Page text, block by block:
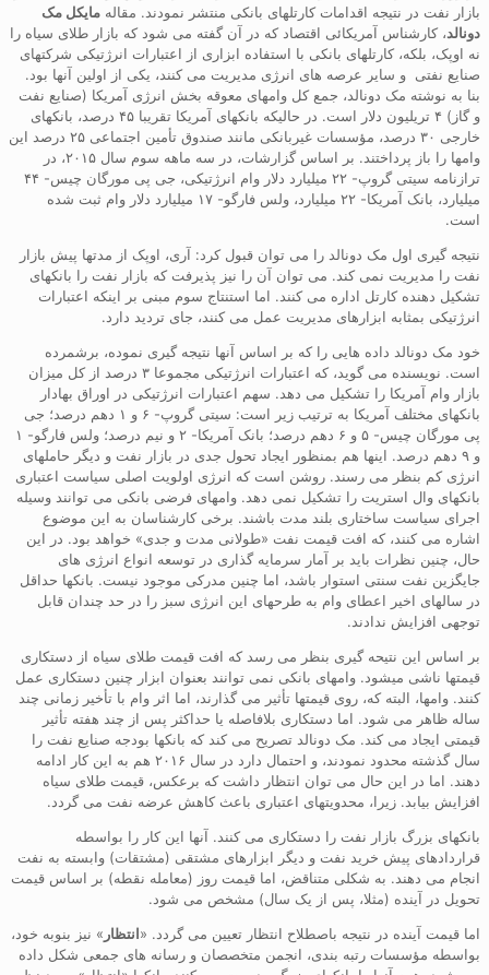
بازار نفت در نتیجه اقدامات کارتلهای بانکی منتشر نمودند. مقاله مایکل مک
دونالد، کارشناس آمریکائی اقتصاد که در آن گفته می شود که بازار طلای سیاه را
نه اوپک، بلکه، کارتلهای بانکی با استفاده ابزاری از اعتبارات انرژتیکی شرکتهای
صنایع نفتی و سایر عرصه های انرژی مدیریت می کنند، یکی از اولین آنها بود.
بنا به نوشته مک دونالد، جمع کل وامهای معوقه بخش انرژی آمریکا (صنایع نفت
و گاز) ۴ تریلیون دلار است. در حالیکه بانکهای آمریکا تقریبا ۴۵ درصد، بانکهای
خارجی ۳۰ درصد، مؤسسات غیربانکی مانند صندوق تأمین اجتماعی ۲۵ درصد این
وامها را باز پرداختند. بر اساس گزارشات، در سه ماهه سوم سال ۲۰۱۵، در
ترازنامه سیتی گروپ- ۲۲ میلیارد دلار وام انرژتیکی، جی پی مورگان چیس- ۴۴
میلیارد، بانک آمریکا- ۲۲ میلیارد، ولس فارگو- ۱۷ میلیارد دلار وام ثبت شده
است.
نتیجه گیری اول مک دونالد را می توان قبول کرد: آری، اوپک از مدتها پیش بازار
نفت را مدیریت نمی کند. می توان آن را نیز پذیرفت که بازار نفت را بانکهای
تشکیل دهنده کارتل اداره می کنند. اما استنتاج سوم مبنی بر اینکه اعتبارات
انرژتیکی بمثابه ابزارهای مدیریت عمل می کنند، جای تردید دارد.
خود مک دونالد داده هایی را که بر اساس آنها نتیجه گیری نموده، برشمرده
است. نویسنده می گوید، که اعتبارات انرژتیکی مجموعا ۳ درصد از کل میزان
بازار وام آمریکا را تشکیل می دهد. سهم اعتبارات انرژتیکی در اوراق بهادار
بانکهای مختلف آمریکا به ترتیب زیر است: سیتی گروپ- ۶ و ۱ دهم درصد؛ جی
پی مورگان چیس- ۵ و ۶ دهم درصد؛ بانک آمریکا- ۲ و نیم درصد؛ ولس فارگو- ۱
و ۹ دهم درصد. اینها هم بمنظور ایجاد تحول جدی در بازار نفت و دیگر حاملهای
انرژی کم بنظر می رسند. روشن است که انرژی اولویت اصلی سیاست اعتباری
بانکهای وال استریت را تشکیل نمی دهد. وامهای فرضی بانکی می توانند وسیله
اجرای سیاست ساختاری بلند مدت باشند. برخی کارشناسان به این موضوع
اشاره می کنند، که افت قیمت نفت «طولانی مدت و جدی» خواهد بود. در این
حال، چنین نظرات باید بر آمار سرمایه گذاری در توسعه انواع انرژی های
جایگزین نفت سنتی استوار باشد، اما چنین مدرکی موجود نیست. بانکها حداقل
در سالهای اخیر اعطای وام به طرحهای این انرژی سبز را در حد چندان قابل
توجهی افزایش ندادند.
بر اساس این نتیحه گیری بنظر می رسد که افت قیمت طلای سیاه از دستکاری
قیمتها ناشی میشود. وامهای بانکی نمی توانند بعنوان ابزار چنین دستکاری عمل
کنند. وامها، البته که، روی قیمتها تأثیر می گذارند، اما اثر وام با تأخیر زمانی چند
ساله ظاهر می شود. اما دستکاری بلافاصله یا حداکثر پس از چند هفته تأثیر
قیمتی ایجاد می کند. مک دونالد تصریح می کند که بانکها بودجه صنایع نفت را
سال گذشته محدود نمودند، و احتمال دارد در سال ۲۰۱۶ هم به این کار ادامه
دهند. اما در این حال می توان انتظار داشت که برعکس، قیمت طلای سیاه
افزایش بیابد. زیرا، محدویتهای اعتباری باعث کاهش عرضه نفت می گردد.
بانکهای بزرگ بازار نفت را دستکاری می کنند. آنها این کار را بواسطه
قراردادهای پیش خرید نفت و دیگر ابزارهای مشتقی (مشتقات) وابسته به نفت
انجام می دهند. به شکلی متناقض، اما قیمت روز (معامله نقطه) بر اساس قیمت
تحویل در آینده (مثلا، پس از یک سال) مشخص می شود.
اما قیمت آینده در نتیجه باصطلاح انتظار تعیین می گردد. «انتظار » نیز بنوبه خود،
بواسطه مؤسسات رتبه بندی، انجمن متخصصان و رسانه های جمعی شکل داده